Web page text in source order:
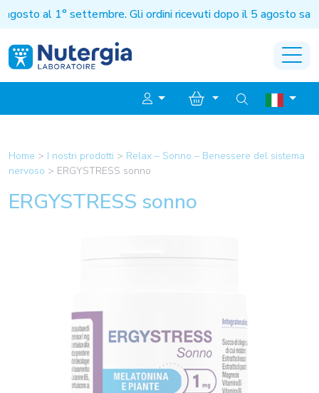
al 1° settembre. Gli ordini ricevuti dopo il 5 agosto
Home > I nostri prodotti > Relax – Sonno – Benessere del sistema
nervoso > ERGYSTRESS sonno
ERGYSTRESS sonno